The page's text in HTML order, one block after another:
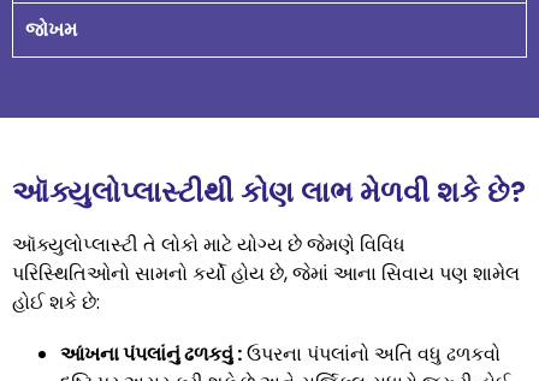
જોખમ
ઑક્યુલોપ્લાસ્ટીથી કોણ લાભ મેળવી શકે છે?
ઑક્યુલોપ્લાસ્ટી તે લોકો માટે યોગ્ય છે જેમણે વિવિધ
પરિસ્થિતિઓનો સામનો કર્યો હોય છે, જેમાં આના સિવાય પણ શામેલ
હોઈ શકે છે:
આંખના પંપલાંનું ઢળકવું :ઉપરના પંપલાંનો અતિ વધુ ઢળકવો